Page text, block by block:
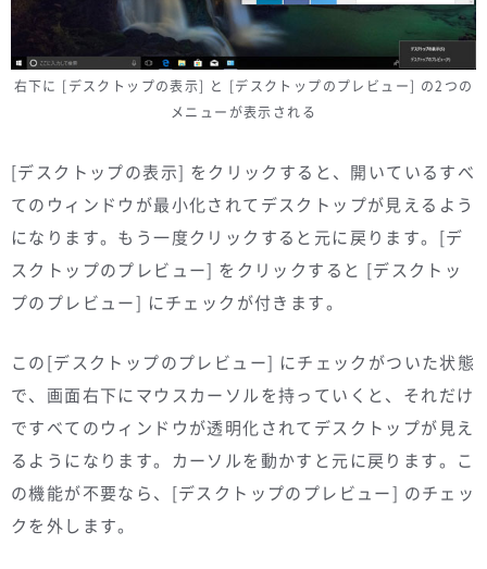
右下に [デスクトップの表示] と [デスクトップのプレビュー] の2つの
メニューが表示される
[デスクトップの表示] をクリックすると、開いているすべ
てのウィンドウが最小化されてデスクトップが見えるよう
になります。もう一度クリックすると元に戻ります。[デ
スクトップのプレビュー] をクリックすると [デスクトッ
プのプレビュー] にチェックが付きます。
この[デスクトップのプレビュー] にチェックがついた状態
で、画面右下にマウスカーソルを持っていくと、それだけ
ですべてのウィンドウが透明化されてデスクトップが見え
るようになります。カーソルを動かすと元に戻ります。こ
の機能が不要なら、[デスクトップのプレビュー] のチェッ
クを外します。